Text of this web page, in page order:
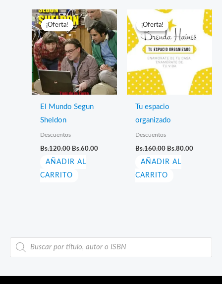
¡Oferta!
¡Oferta!
El Mundo Segun
Sheldon
Descuentos
Bs.120.00 El
original
Bs.120.00.
Bs.60.00
AÑADIR AL
CARRITO
¡Oferta!
¡Oferta!
Tu espacio
organizado
Descuentos
Bs.160.00 El
original
Bs.160.00.
Bs.80.00
AÑADIR AL
CARRITO
B
e